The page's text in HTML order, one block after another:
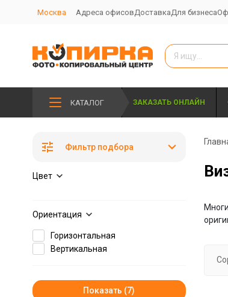
Москва Адреса офисов Доставка Для бизнеса
КАТАЛОГ ЗАКАЗАТЬ ОНЛАЙН
Фильтр подбора
Цвет
Ориентация
Горизонтальная
Вертикальная
Показать